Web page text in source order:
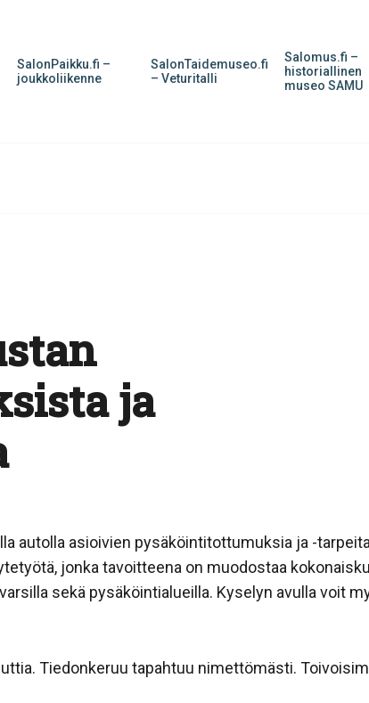
SalonPaikku.fi –
joukkoliikenne
SalonTaidemuseo.fi
– Veturitalli
Salomus.fi –
historiallinen
museo SAMU
ja
autolla asioivien pysäköintitottumuksia ja -
jonka tavoitteena on muodostaa
sekä pysäköintialueilla. Kyselyn avulla voit
Tiedonkeruu tapahtuu nimettömästi.